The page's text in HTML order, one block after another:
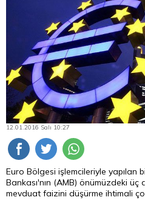
12.01.2016 Salı 10:27
Euro Bölgesi işlemcileriyle yapılan
Bankası'nın (AMB) önümüzdeki
mevduat faizini düşürme ihtimali